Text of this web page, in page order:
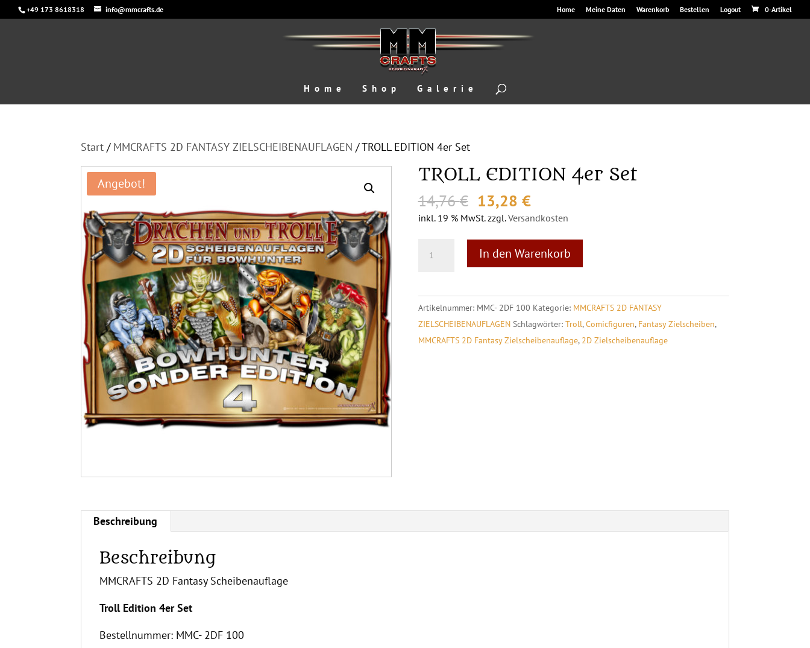
+49 173 8618318 info@mmcrafts.de Home Meine Daten Warenkorb Bestellen Logout 0-Artikel
Home Shop Galerie
Start / MMCRAFTS 2D FANTASY ZIELSCHEIBENAUFLAGEN / TROLL EDITION 4er Set
Angebot! TROLL EDITION 4er Set
14,76€ Ursprünglicher
Preis
14,76 €
13,28 €Aktueller
Preis
13,28 €.
inkl. 19 % MwSt. zzgl.Versandkosten
EDITION
Set
Menge
In den Warenkorb
e
r
n
a
Artikelnummer: MMC- 2DF 100 Kategorie: MMCRAFTS 2D FANTASY
ZIELSCHEIBENAUFLAGEN Schlagwörter: Troll,Comicfiguren, Fantasy Zielscheiben,
MMCRAFTS 2D Fantasy Zielscheibenauflage, 2D Zielscheibenauflage
Beschreibung
Beschreibung
MMCRAFTS 2D Fantasy Scheibenauflage
Troll Edition 4er Set
Bestellnummer: MMC- 2DF 100